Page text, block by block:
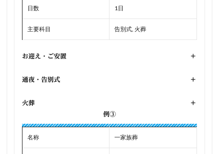
日数 1日
主要科目 告別式, 火葬
お迎え・ご安置 +
通夜・告別式 +
火葬
+
例③
名称 一家族葬